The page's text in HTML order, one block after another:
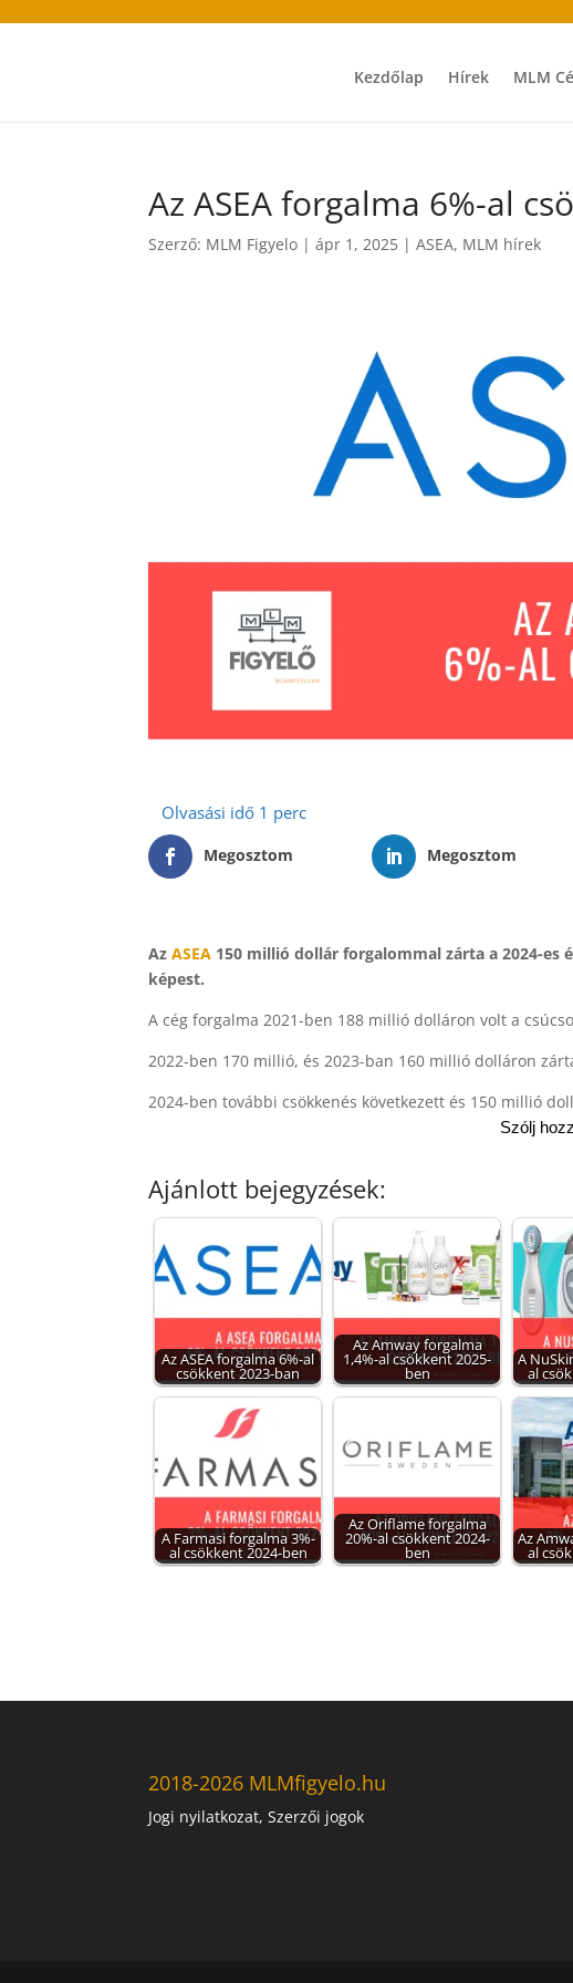
Kezdőlap Hírek MLM
Az ASEA forgalma 6%-al
Szerző: MLM Figyelo |ápr 1, 2025 |ASEA, MLM hírek
Megosztom Megosztom
AzASEA 150 millió dollár forgalommal zárta a 2024-es
képest.
A cég forgalma 2021-ben 188 millió dolláron volt a
2022-ben 170 millió, és 2023-ban 160 millió dolláron
2024-ben további csökkenés következett és 150 millió
Szólj
Ajánlott bejegyzések:
Az ASEA forgalma 6%-al
csökkent 2023-ban
Az Amway forgalma
1,4%-al csökkent 2025-
ben
A
al
A Farmasi forgalma 3%-
al csökkent 2024-ben
Az Oriflame forgalma
20%-al csökkent 2024-
ben
Az
al
2018-2026 MLMfigyelo.hu
Jogi nyilatkozat, Szerzői jogok